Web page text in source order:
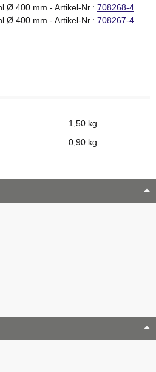
Ø 400 mm - Artikel-Nr.: 708268-4
Ø 400 mm - Artikel-Nr.: 708267-4
1,50 kg
0,90 kg